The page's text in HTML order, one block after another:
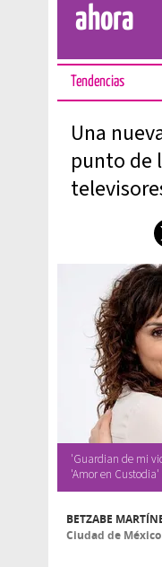
ahora
Tendencias
Una
punto de
'Guardian de mi
'Amor en
BETZABE
Ciudad de México